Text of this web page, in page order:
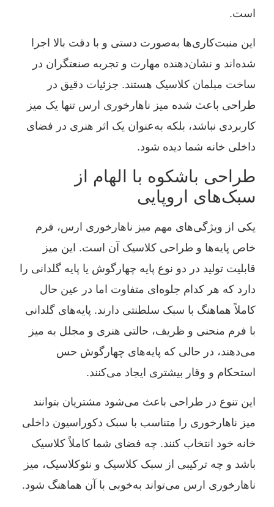
است.
این منبت‌کاری‌ها به‌صورت دستی و با دقت بالا اجرا
شده‌اند و نشان‌دهنده مهارت و تجربه صنعتگران در
ساخت مبلمان کلاسیک هستند. جزئیات دقیق در
طراحی باعث شده میز ناهارخوری ارس تنها یک میز
کاربردی نباشد، بلکه به‌عنوان یک اثر هنری در فضای
داخلی خانه شما دیده شود.
طراحی باشکوه با الهام از
سبک‌های اروپایی
یکی از ویژگی‌های مهم میز ناهارخوری ارس، فرم
خاص پایه‌ها و طراحی کلاسیک آن است. این میز
قابلیت تولید در دو نوع پایه چهارگوش یا پایه گلدانی را
دارد که هر کدام جلوه‌ای متفاوت اما در عین حال
کاملاً هماهنگ با سبک سلطنتی دارند. پایه‌های گلدانی
با فرم منحنی و ظریف، حالتی هنری و مجلل به میز
می‌دهند، در حالی که پایه‌های چهارگوش حس
استحکام و وقار بیشتری ایجاد می‌کنند.
این تنوع در طراحی باعث می‌شود مشتریان بتوانند
میز ناهارخوری را متناسب با سبک دکوراسیون داخلی
خانه خود انتخاب کنند. چه فضای شما کاملاً کلاسیک
باشد و چه ترکیبی از سبک کلاسیک و نئوکلاسیک، میز
ناهارخوری ارس می‌تواند به‌خوبی با آن هماهنگ شود.